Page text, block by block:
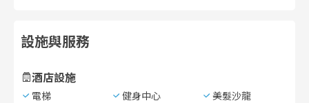
設施與服務
酒店設施
電梯 健身中心
美髮沙龍